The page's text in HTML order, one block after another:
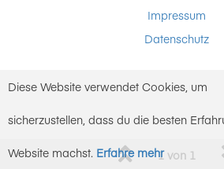
1 von 1
Impressum
Datenschutz
Diese Website verwendet Cookies, um
sicherzustellen, dass du die besten
Website machst. Erfahre mehr